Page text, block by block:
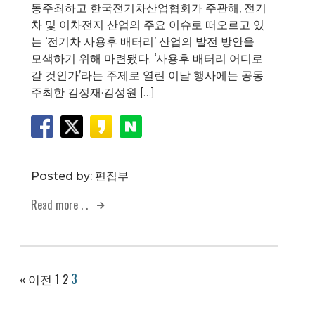
동주최하고 한국전기차산업협회가 주관해, 전기
차 및 이차전지 산업의 주요 이슈로 떠오르고 있
는 ‘전기차 사용후 배터리’ 산업의 발전 방안을
모색하기 위해 마련됐다. ‘사용후 배터리 어디로
갈 것인가’라는 주제로 열린 이날 행사에는 공동
주최한 김정재·김성원 […]
Posted by: 편집부
Read more . .
« 이전 1 2 3